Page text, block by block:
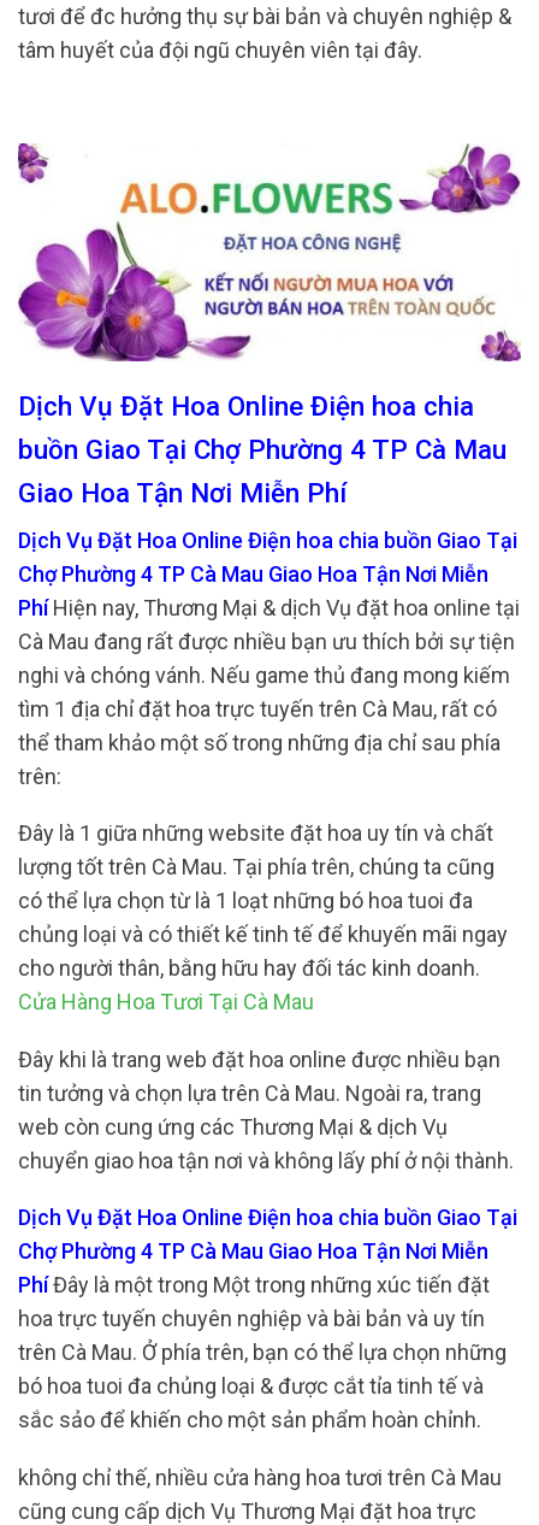
tươi để đc hưởng thụ sự bài bản và chuyên nghiệp &
tâm huyết của đội ngũ chuyên viên tại đây.
Dịch Vụ Đặt Hoa Online Điện hoa chia
buồn Giao Tại Chợ Phường 4 TP Cà Mau
Giao Hoa Tận Nơi Miễn Phí
Dịch Vụ Đặt Hoa Online Điện hoa chia buồn Giao Tại
Chợ Phường 4 TP Cà Mau Giao Hoa Tận Nơi Miễn
PhíHiện nay, Thương Mại & dịch Vụ đặt hoa online tại
Cà Mau đang rất được nhiều bạn ưu thích bởi sự tiện
nghi và chóng vánh. Nếu game thủ đang mong kiếm
tìm 1 địa chỉ đặt hoa trực tuyến trên Cà Mau, rất có
thể tham khảo một số trong những địa chỉ sau phía
trên:
Đây là 1 giữa những website đặt hoa uy tín và chất
lượng tốt trên Cà Mau. Tại phía trên, chúng ta cũng
có thể lựa chọn từ là 1 loạt những bó hoa tuoi đa
chủng loại và có thiết kế tinh tế để khuyến mãi ngay
cho người thân, bằng hữu hay đối tác kinh doanh.
Cửa Hàng Hoa Tươi Tại Cà Mau
Đây khi là trang web đặt hoa online được nhiều bạn
tin tưởng và chọn lựa trên Cà Mau. Ngoài ra, trang
web còn cung ứng các Thương Mại & dịch Vụ
chuyển giao hoa tận nơi và không lấy phí ở nội thành.
Dịch Vụ Đặt Hoa Online Điện hoa chia buồn Giao Tại
Chợ Phường 4 TP Cà Mau Giao Hoa Tận Nơi Miễn
PhíĐây là một trong Một trong những xúc tiến đặt
hoa trực tuyến chuyên nghiệp và bài bản và uy tín
trên Cà Mau. Ở phía trên, bạn có thể lựa chọn những
bó hoa tuoi đa chủng loại & được cắt tỉa tinh tế và
sắc sảo để khiến cho một sản phẩm hoàn chỉnh.
không chỉ thế, nhiều cửa hàng hoa tươi trên Cà Mau
cũng cung cấp dịch Vụ Thương Mại đặt hoa trực